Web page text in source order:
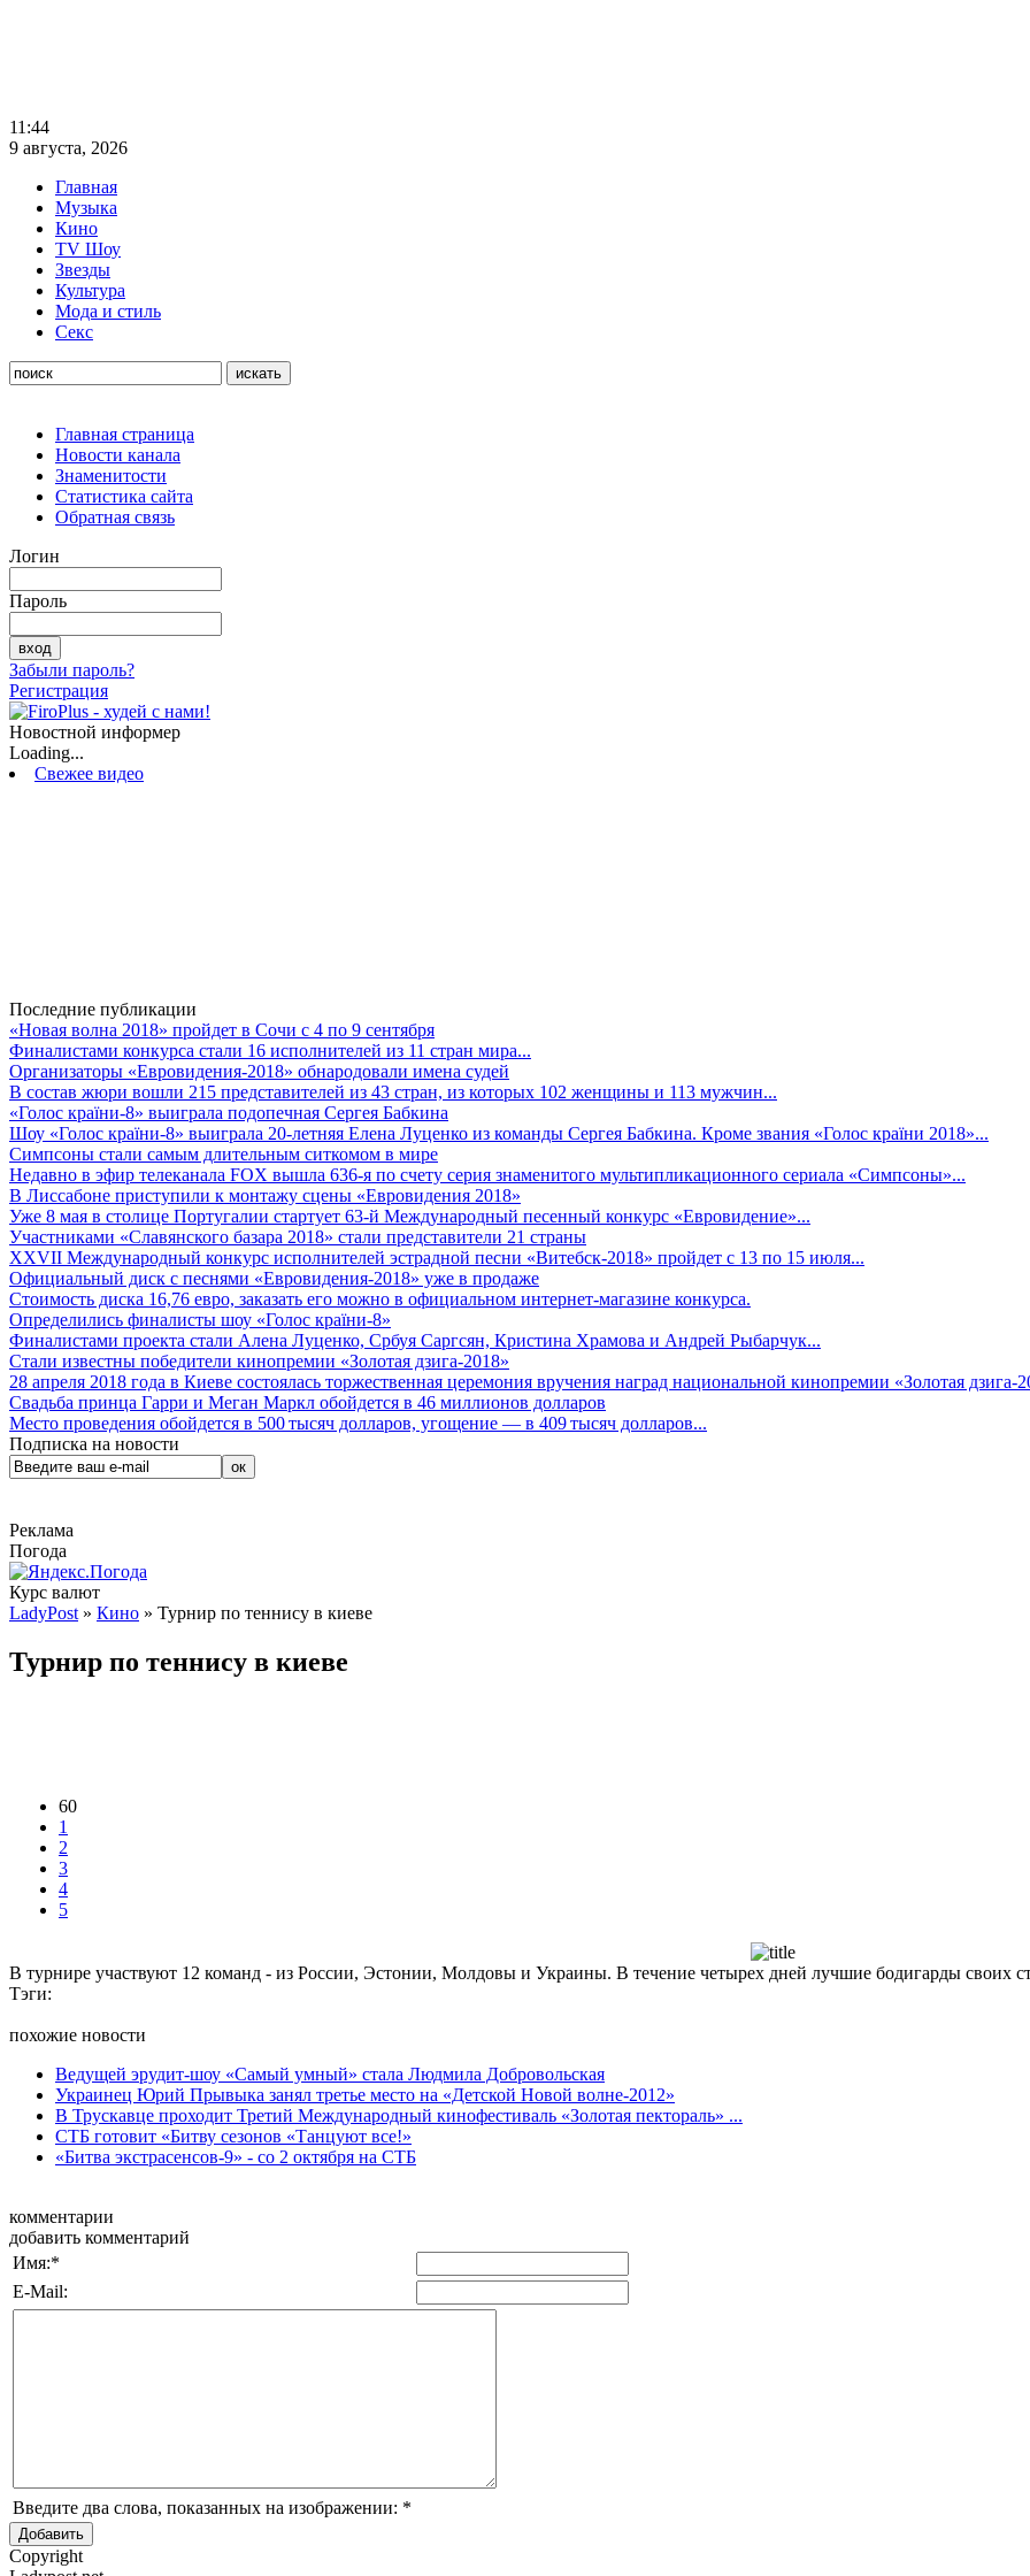
11:44
9 августа, 2026
Главная
Музыка
Кино
TV Шоу
Звезды
Культура
Мода и стиль
Секс
Главная страница
Новости канала
Знаменитости
Статистика сайта
Обратная связь
Логин
Пароль
Забыли пароль?
Регистрация
Новостной информер
Loading...
Свежее видео
Последние публикации
«Новая волна 2018» пройдет в Сочи с 4 по 9 сентября
Финалистами конкурса стали 16 исполнителей из 11 стран мира...
Организаторы «Евровидения-2018» обнародовали имена судей
В состав жюри вошли 215 представителей из 43 стран, из которых 102 женщины и 113 мужчин...
«Голос країни-8» выиграла подопечная Сергея Бабкина
Шоу «Голос країни-8» выиграла 20-летняя Елена Луценко из команды Сергея Бабкина. Кроме звания «Голос країни 2018»...
Симпсоны стали самым длительным ситкомом в мире
Недавно в эфир телеканала FOX вышла 636-я по счету серия знаменитого мультипликационного сериала «Симпсоны»...
В Лиссабоне приступили к монтажу сцены «Евровидения 2018»
Уже 8 мая в столице Португалии стартует 63-й Международный песенный конкурс «Евровидение»...
Участниками «Славянского базара 2018» стали представители 21 страны
XXVII Международный конкурс исполнителей эстрадной песни «Витебск-2018» пройдет с 13 по 15 июля...
Официальный диск с песнями «Евровидения-2018» уже в продаже
Стоимость диска 16,76 евро, заказать его можно в официальном интернет-магазине конкурса.
Определились финалисты шоу «Голос країни-8»
Финалистами проекта стали Алена Луценко, Србуя Саргсян, Кристина Храмова и Андрей Рыбарчук...
Стали известны победители кинопремии «Золотая дзига-2018»
28 апреля 2018 года в Киеве состоялась торжественная церемония вручения наград национальной кинопремии «Золотая дзига-
Свадьба принца Гарри и Меган Маркл обойдется в 46 миллионов долларов
Место проведения обойдется в 500 тысяч долларов, угощение — в 409 тысяч долларов...
Подписка на новости
Реклама
Погода
Курс валют
LadyPost » Кино » Турнир по теннису в киеве
Турнир по теннису в киеве
60
1
2
3
4
5
В турнире участвуют 12 команд - из России, Эстонии, Молдовы и Украины. В течение четырех дней лучшие бодигарды своих
Тэги:
похожие новости
Ведущей эрудит-шоу «Самый умный» стала Людмила Добровольская
Украинец Юрий Прывыка занял третье место на «Детской Новой волне-2012»
В Трускавце проходит Третий Международный кинофестиваль «Золотая пектораль» ...
СТБ готовит «Битву сезонов «Танцуют все!»
«Битва экстрасенсов-9» - со 2 октября на СТБ
комментарии
добавить комментарий
Имя:*
E-Mail:
Введите два слова, показанных на изображении: *
Copyright